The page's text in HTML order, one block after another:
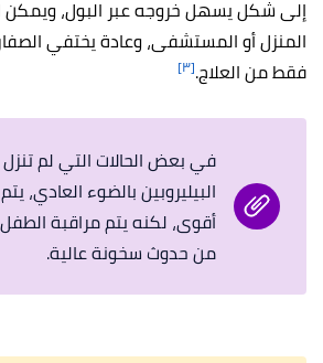
إلى شكل يسهل خروجه عبر البول،
المنزل أو المستشفى، وعادة يختفي
فقط من العلاج.[٣]
في بعض الحالات التي لم
البيليروبين بالضوء العادي،
أقوى، لكنه يتم مراقبة
من حدوث سخونة عالية.